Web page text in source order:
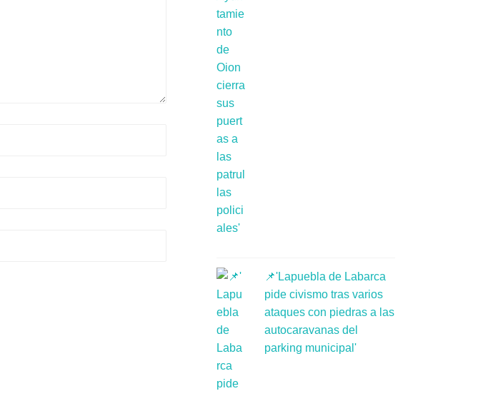
📌'Lapuebla de Labarca
pide civismo tras varios
ataques con piedras a las
autocaravanas del
parking municipal'